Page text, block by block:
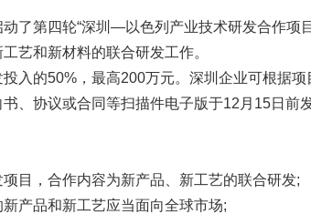
了第四轮“深圳—以色列产业技术研发合作项目
艺和新材料的联合研发工作。
入的50%，最高200万元。深圳企业可根据项
、协议或合同等扫描件电子版于12月15日前
目，合作内容为新产品、新工艺的联合研发;
产品和新工艺应当面向全球市场;